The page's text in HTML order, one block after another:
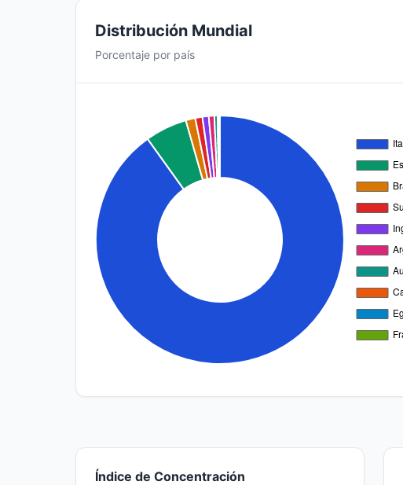
Distribución Mundial
Porcentaje por país
Índice de Concentración